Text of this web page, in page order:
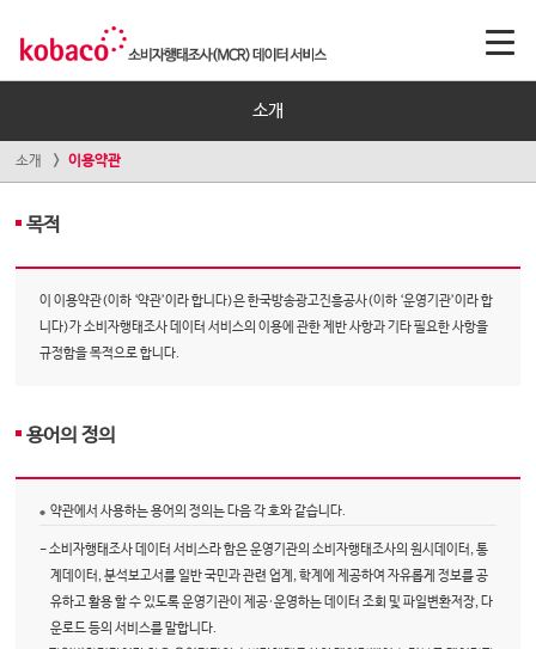
소개
소개 이용약관
목적
이 이용약관(이하 ‘약관’이라 합니다)은 한국방송광고진흥공사(이하 ‘운영기관’이라 합
니다)가 소비자행태조사 데이터 서비스의 이용에 관한 제반 사항과 기타 필요한 사항을
규정함을 목적으로 합니다.
용어의 정의
약관에서 사용하는 용어의 정의는 다음 각 호와 같습니다.
- 소비자행태조사 데이터 서비스라 함은 운영기관의 소비자행태조사의 원시데이터, 통
계데이터, 분석보고서를 일반 국민과 관련 업계, 학계에 제공하여 자유롭게 정보를 공
유하고 활용 할 수 있도록 운영기관이 제공·운영하는 데이터 조회 및 파일변환저장, 다
운로드 등의 서비스를 말합니다.